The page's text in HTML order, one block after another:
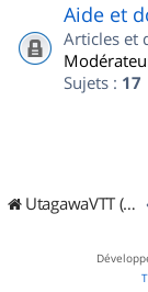
Aide et
Articles et
Sujets : 17
UtagawaVTT (Randos VTT et VTTAE avec traces GPS)